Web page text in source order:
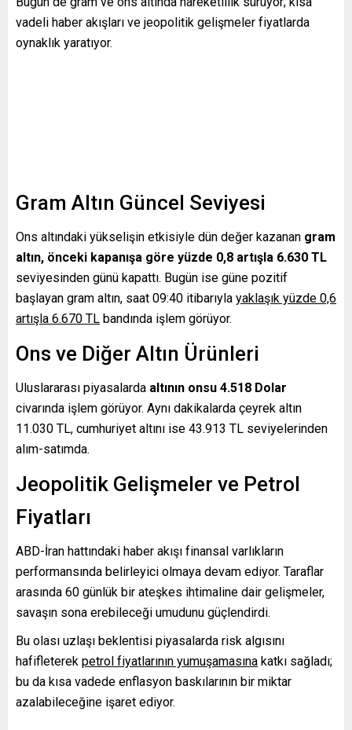
vadeli haber akışları ve jeopolitik gelişmeler fiyatlarda
oynaklık yaratıyor.
Gram Altın Güncel Seviyesi
Ons altındaki yükselişin etkisiyle dün değer kazanan gram
altın, önceki kapanışa göre yüzde 0,8 artışla 6.630 TL
seviyesinden günü kapattı. Bugün ise güne pozitif
başlayan gram altın, saat 09:40 itibarıyla yaklaşık yüzde 0,6
artışla 6.670 TL bandında işlem görüyor.
Ons ve Diğer Altın Ürünleri
Uluslararası piyasalarda altının onsu 4.518 Dolar
civarında işlem görüyor. Aynı dakikalarda çeyrek altın
11.030 TL, cumhuriyet altını ise 43.913 TL seviyelerinden
alım-satımda.
Jeopolitik Gelişmeler ve Petrol
Fiyatları
ABD-İran hattındaki haber akışı finansal varlıkların
performansında belirleyici olmaya devam ediyor. Taraflar
arasında 60 günlük bir ateşkes ihtimaline dair gelişmeler,
savaşın sona erebileceği umudunu güçlendirdi.
Bu olası uzlaşı beklentisi piyasalarda risk algısını
hafifleterek petrol fiyatlarının yumuşamasına katkı sağladı;
bu da kısa vadede enflasyon baskılarının bir miktar
azalabileceğine işaret ediyor.